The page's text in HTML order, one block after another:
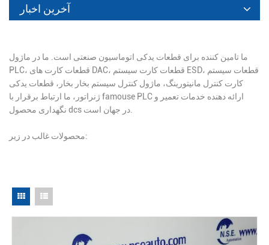
آخرین اخبار
ما تامین کننده برای قطعات یدکی اتوماسیون صنعتی است. ما در ماژول
PLC، قطعات کارت های DAC، قطعات کارت سیستم ESD، قطعات سیستم
کارت کنترل مانیتورینگ، ماژول کنترل سیستم بخار بخار، قطعات یدکی
ژنراتور، ما ارتباط برقرار با famouse PLC ارائه دهنده خدمات تعمیر و
محصولات غالب در زیر: